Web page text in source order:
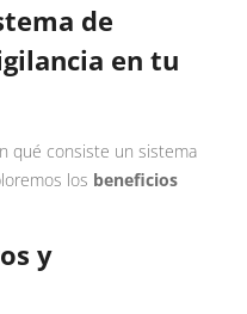
de
en tu
qué consiste un sistema
los beneficios
y